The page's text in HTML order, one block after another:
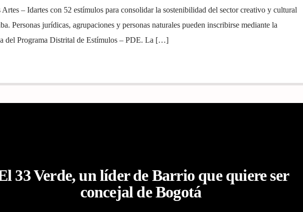
Artes – Idartes con 52 estímulos para consolidar la sostenibilidad del sector creativo y cultural
Personas jurídicas, agrupaciones y personas naturales pueden inscribirse mediante la
del Programa Distrital de Estímulos – PDE. La […]
33 Verde, un líder de Barrio que quiere ser
concejal de Bogotá